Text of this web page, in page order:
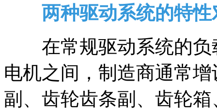
两种驱动系统的特性
在常规驱动系统的负
电机之间，制造商通常
副、齿轮齿条副、齿轮